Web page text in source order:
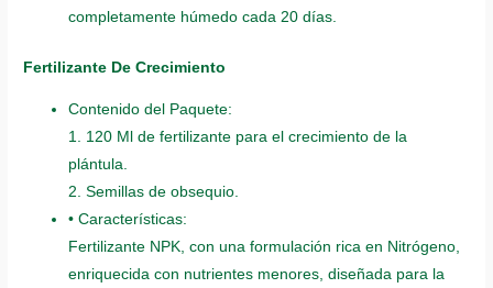
completamente húmedo cada 20 días.
Fertilizante De Crecimiento
Contenido del Paquete:
1. 120 Ml de fertilizante para el crecimiento de la
plántula.
2. Semillas de obsequio.
• Características:
Fertilizante NPK, con una formulación rica en Nitrógeno,
enriquecida con nutrientes menores, diseñada para la